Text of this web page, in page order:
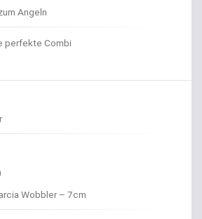
für Köder
Angeln
perfekte Combi
Wobbler – 7cm